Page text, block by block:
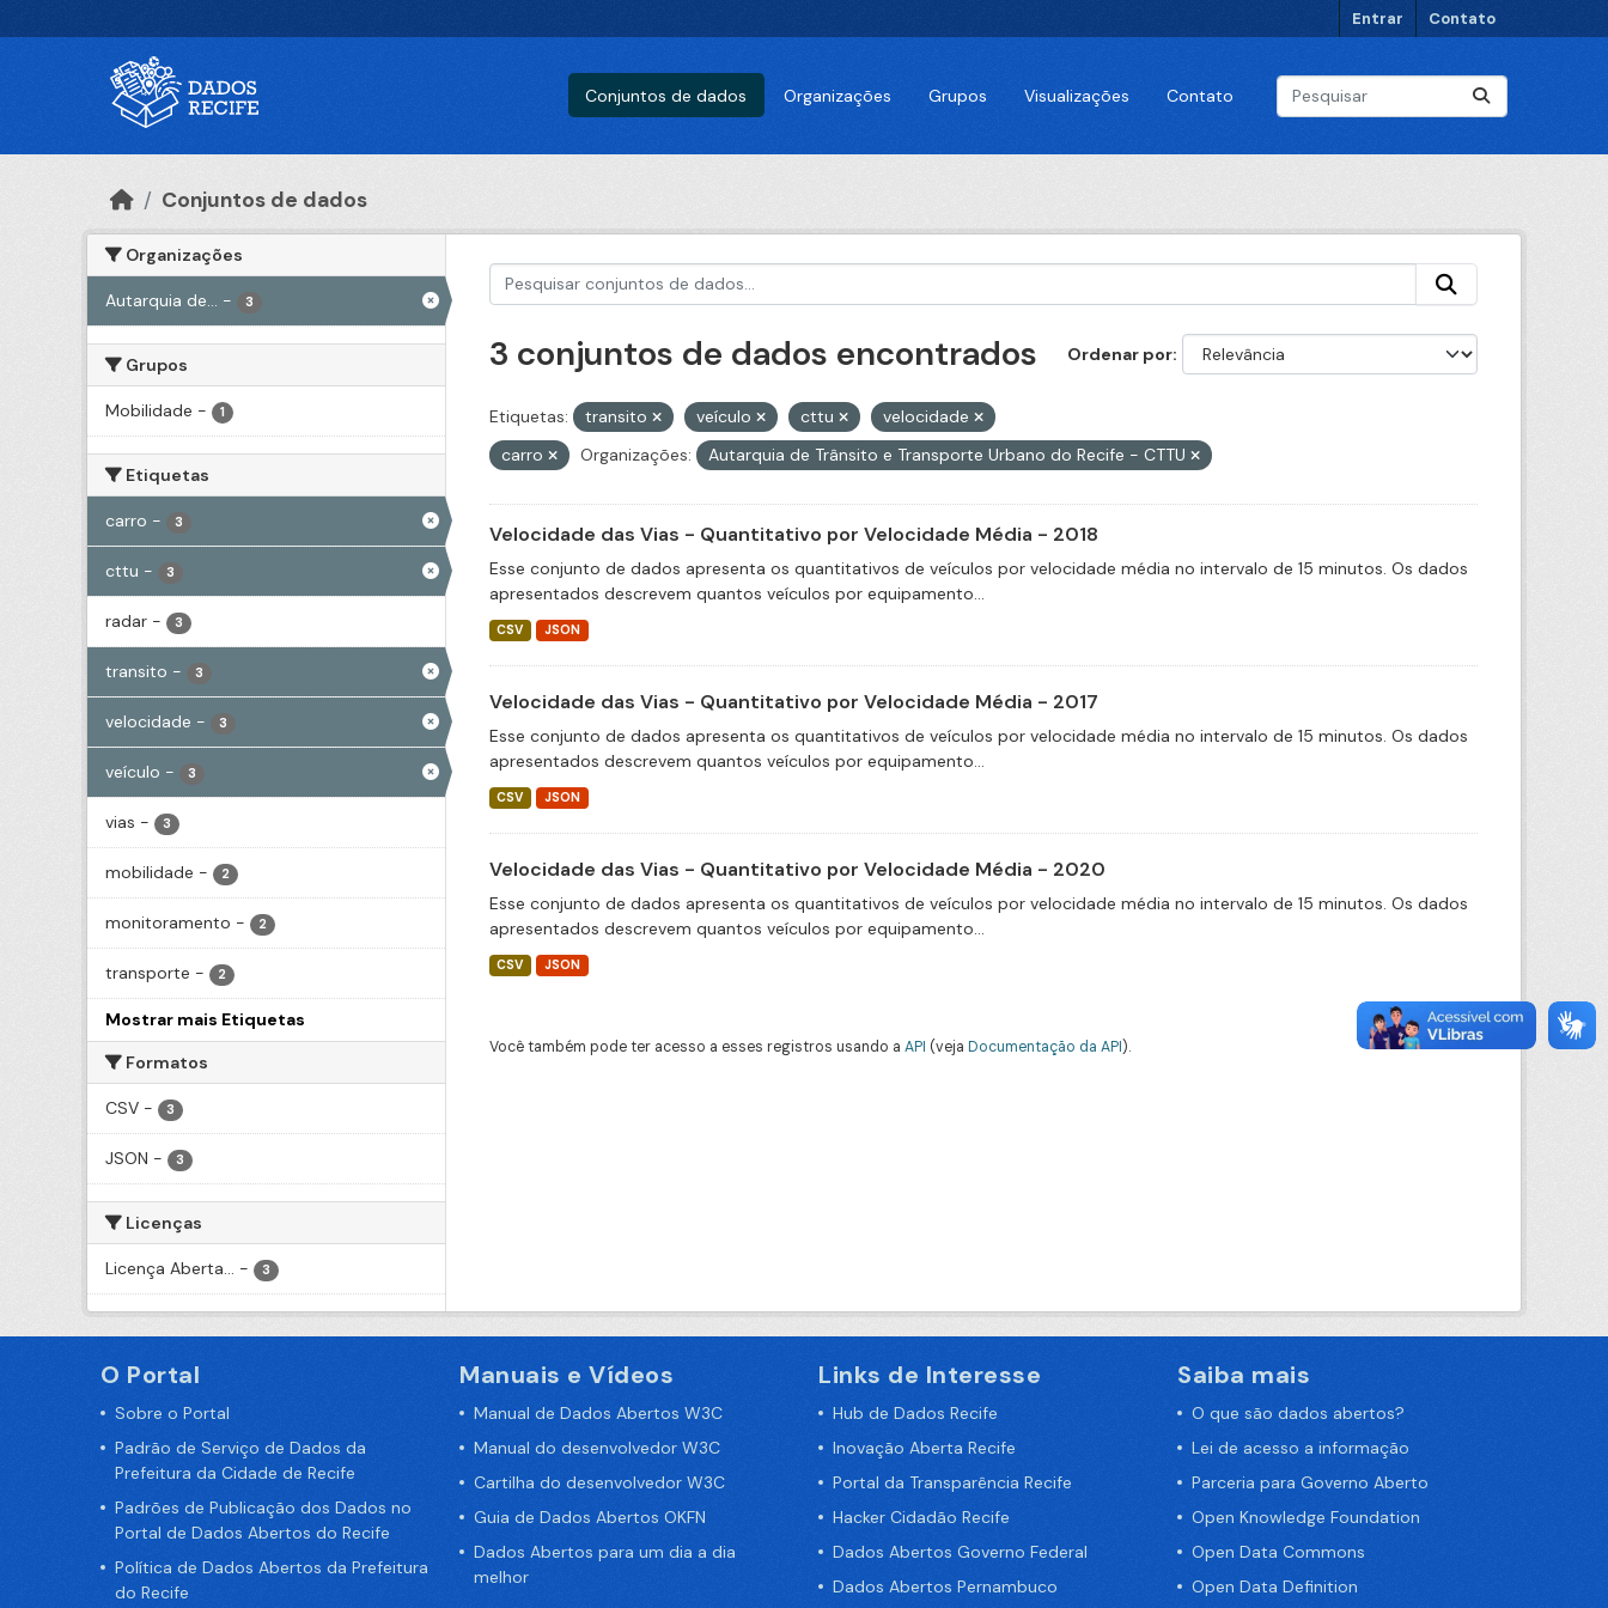
Entrar Contato
Conjuntos de dados Organizações Grupos Visualizações Contato
Conjuntos de dados
Organizações
Autarquia de... - 3
Grupos
Mobilidade - 1
Etiquetas
carro - 3
cttu - 3
radar - 3
transito - 3
velocidade - 3
veículo - 3
vias - 3
mobilidade - 2
monitoramento - 2
transporte - 2
Mostrar mais Etiquetas
Formatos
CSV - 3
JSON - 3
Licenças
Licença Aberta... - 3
Ordenar por
3 conjuntos de dados encontrados
Etiquetas: transito veículo cttu
velocidade
carro
Organizações: Autarquia de Trânsito e Transporte Urbano do Recife - CTTU
Velocidade das Vias - Quantitativo por Velocidade Média - 2018
Esse conjunto de dados apresenta os quantitativos de veículos por velocidade média no intervalo de 15 minutos. Os dados
apresentados descrevem quantos veículos por equipamento...
CSV JSON
Velocidade das Vias - Quantitativo por Velocidade Média - 2017
Esse conjunto de dados apresenta os quantitativos de veículos por velocidade média no intervalo de 15 minutos. Os dados
apresentados descrevem quantos veículos por equipamento...
CSV JSON
Velocidade das Vias - Quantitativo por Velocidade Média - 2020
Esse conjunto de dados apresenta os quantitativos de veículos por velocidade média no intervalo de 15 minutos. Os dados
apresentados descrevem quantos veículos por equipamento...
CSV JSON
Você também pode ter acesso a esses registros usando a API (veja Documentação da API).
O Portal
Sobre o Portal
Padrão de Serviço de Dados da
Prefeitura da Cidade de Recife
Padrões de Publicação dos Dados no
Portal de Dados Abertos do Recife
Política de Dados Abertos da Prefeitura
do Recife
Manuais e Vídeos
Manual de Dados Abertos W3C
Manual do desenvolvedor W3C
Cartilha do desenvolvedor W3C
Guia de Dados Abertos OKFN
Dados Abertos para um dia a dia
melhor
Links de Interesse
Hub de Dados Recife
Inovação Aberta Recife
Portal da Transparência Recife
Hacker Cidadão Recife
Dados Abertos Governo Federal
Dados Abertos Pernambuco
Saiba mais
O que são dados abertos?
Lei de acesso a informação
Parceria para Governo Aberto
Open Knowledge Foundation
Open Data Commons
Open Data Definition